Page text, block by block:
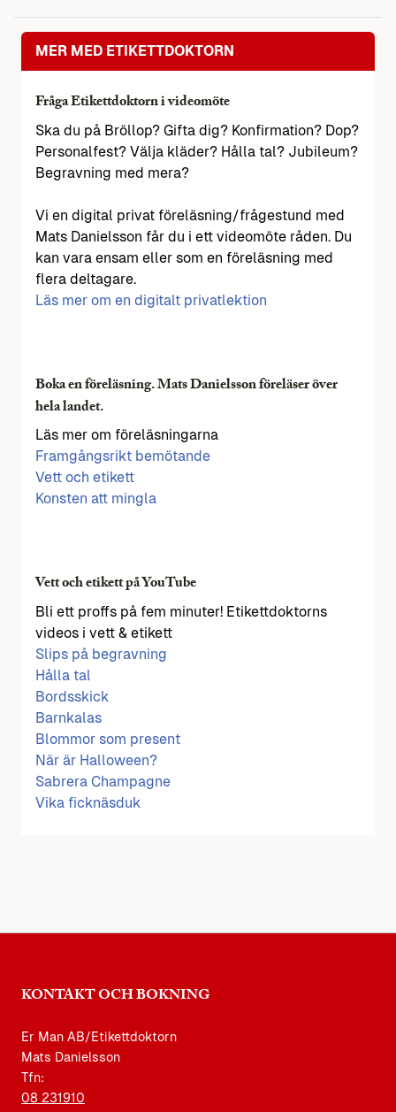
MER MED ETIKETTDOKTORN
Fråga Etikettdoktorn i videomöte
Ska du på Bröllop? Gifta dig? Konfirmation? Dop?
Personalfest? Välja kläder? Hålla tal? Jubileum?
Begravning med mera?
Vi en digital privat föreläsning/frågestund med
Mats Danielsson får du i ett videomöte råden. Du
kan vara ensam eller som en föreläsning med
flera deltagare.
Läs mer om en digitalt privatlektion
Boka en föreläsning. Mats Danielsson föreläser över
hela landet.
Läs mer om föreläsningarna
Framgångsrikt bemötande
Vett och etikett
Konsten att mingla
Vett och etikett på YouTube
Bli ett proffs på fem minuter! Etikettdoktorns
videos i vett & etikett
Slips på begravning
Hålla tal
Bordsskick
Barnkalas
Blommor som present
När är Halloween?
Sabrera Champagne
Vika ficknäsduk
KONTAKT OCH BOKNING
Er Man AB/Etikettdoktorn
Mats Danielsson
Tfn:
08 231910